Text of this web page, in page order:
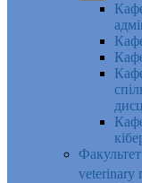
veterinary